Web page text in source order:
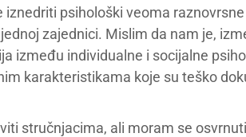
psihološki veoma
zajednici. Mislim da nam je,
između individualne i socijalne
karakteristikama koje su teško
stručnjacima, ali moram se